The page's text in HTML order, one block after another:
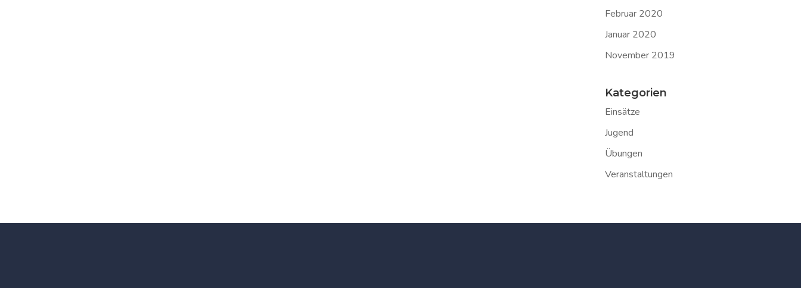
Februar 2020
Januar 2020
November 2019
Kategorien
Einsätze
Jugend
Übungen
Veranstaltungen